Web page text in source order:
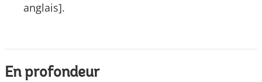
anglais].
En profondeur